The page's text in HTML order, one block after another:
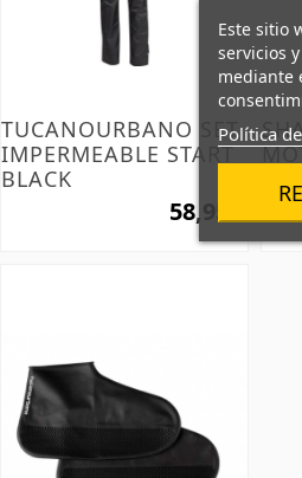
Este sitio
servicios
mediante
Política
TUCANOURBANO SET
IMPERMEABLE START
BLACK
58,95 €